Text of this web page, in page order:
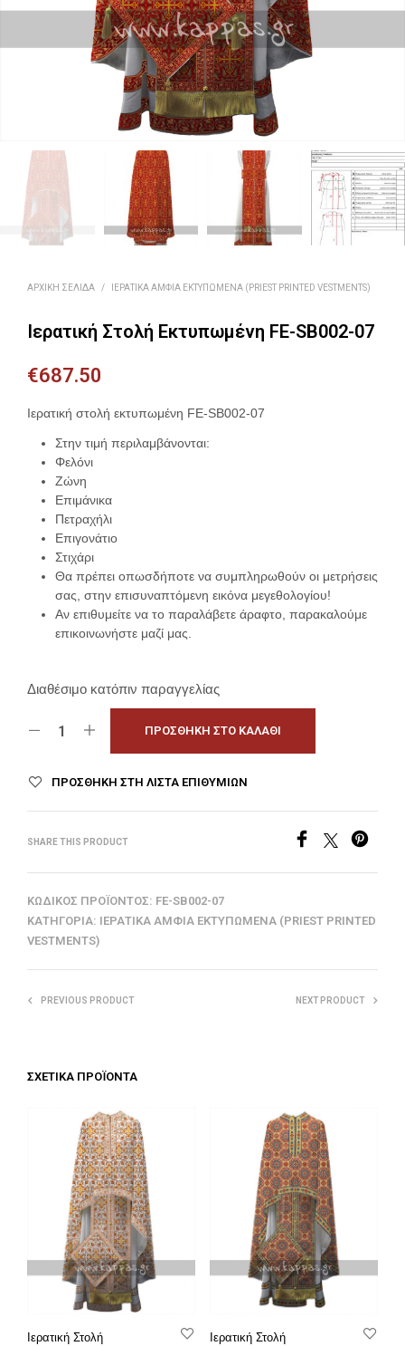
ΑΡΧΙΚΉ ΣΕΛΊΔΑ / ΙΕΡΑΤΙΚΆ ΆΜΦΙΑ ΕΚΤΥΠΩΜΈΝΑ (PRIEST PRINTED VESTMENTS)
Ιερατική Στολή Εκτυπωμένη FE-SB002-07
€687.50
Ιερατική στολή εκτυπωμένη FE-SB002-07
Στην τιμή περιλαμβάνονται:
Φελόνι
Ζώνη
Επιμάνικα
Πετραχήλι
Επιγονάτιο
Στιχάρι
Θα πρέπει οπωσδήποτε να συμπληρωθούν οι μετρήσεις
σας, στην επισυναπτόμενη εικόνα μεγεθολογίου!
Αν επιθυμείτε να το παραλάβετε άραφτο, παρακαλούμε
επικοινωνήστε μαζί μας.
Διαθέσιμο κατόπιν παραγγελίας
ΠΡΟΣΘΉΚΗ ΣΤΟ ΚΑΛΆΘΙ
ΠΡΟΣΘΉΚΗ ΣΤΗ ΛΊΣΤΑ ΕΠΙΘΥΜΙΏΝ
SHARE THIS PRODUCT
ΚΩΔΙΚΌΣ ΠΡΟΪΌΝΤΟΣ: FE-SB002-07
ΚΑΤΗΓΟΡΊΑ: ΙΕΡΑΤΙΚΆ ΆΜΦΙΑ ΕΚΤΥΠΩΜΈΝΑ (PRIEST PRINTED
VESTMENTS)
PREVIOUS PRODUCT NEXT PRODUCT
ΣΧΕΤΙΚΆ ΠΡΟΪΌΝΤΑ
Ιερατική Στολή
Ιερατική Στολή